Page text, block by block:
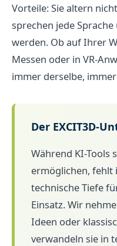
Vorteile: Sie altern
sprechen jede
werden. Ob auf Ihrer
Messen oder in VR-
immer derselbe,
Der EXCIT3D-
Während KI-Tools
ermöglichen, fehlt
technische Tiefe
Einsatz. Wir
Ideen oder
verwandeln sie in